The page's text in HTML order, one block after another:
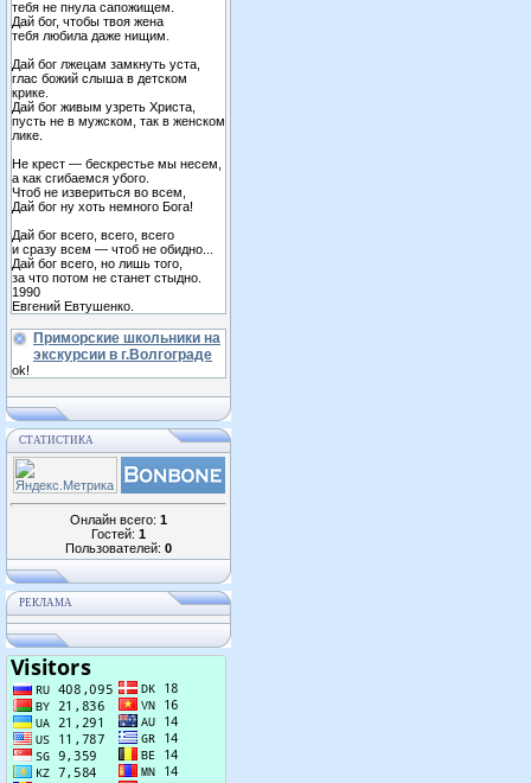
тебя не пнула сапожищем.
Дай бог, чтобы твоя жена
тебя любила даже нищим.
Дай бог лжецам замкнуть уста,
глас божий слыша в детском
крике.
Дай бог живым узреть Христа,
пусть не в мужском, так в женском
лике.
Не крест — бескрестье мы несем,
а как сгибаемся убого.
Чтоб не извериться во всем,
Дай бог ну хоть немного Бога!
Дай бог всего, всего, всего
и сразу всем — чтоб не обидно...
Дай бог всего, но лишь того,
за что потом не станет стыдно.
1990
Евгений Евтушенко.
Приморские школьники на
экскурсии в г.Волгограде
ok!
СТАТИСТИКА
Онлайн всего: 1
Гостей: 1
Пользователей: 0
РЕКЛАМА